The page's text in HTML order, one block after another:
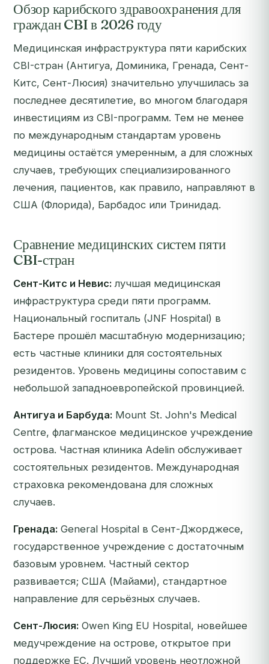
Обзор карибского здравоохранения для
граждан CBI в 2026 году
Медицинская инфраструктура пяти карибских
CBI-стран (Антигуа, Доминика, Гренада, Сент-
Китс, Сент-Люсия) значительно улучшилась за
последнее десятилетие, во многом благодаря
инвестициям из CBI-программ. Тем не менее
по международным стандартам уровень
медицины остаётся умеренным, а для сложных
случаев, требующих специализированного
лечения, пациентов, как правило, направляют в
США (Флорида), Барбадос или Тринидад.
Сравнение медицинских систем пяти
CBI-стран
Сент-Китс и Невис: лучшая медицинская
инфраструктура среди пяти программ.
Национальный госпиталь (JNF Hospital) в
Бастере прошёл масштабную модернизацию;
есть частные клиники для состоятельных
резидентов. Уровень медицины сопоставим с
небольшой западноевропейской провинцией.
Антигуа и Барбуда: Mount St. John's Medical
Centre, флагманское медицинское учреждение
острова. Частная клиника Adelin обслуживает
состоятельных резидентов. Международная
страховка рекомендована для сложных
случаев.
Гренада: General Hospital в Сент-Джорджесе,
государственное учреждение с достаточным
базовым уровнем. Частный сектор
развивается; США (Майами), стандартное
направление для серьёзных случаев.
Сент-Люсия: Owen King EU Hospital, новейшее
медучреждение на острове, открытое при
поддержке ЕС. Лучший уровень неотложной